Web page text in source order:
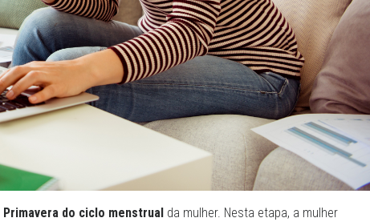
Primavera do ciclo menstrual da mulher. Nesta etapa, a mulher